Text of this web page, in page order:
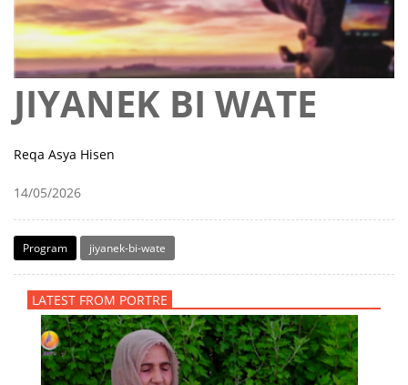
JIYANEK BI WATE
Reqa Asya Hisen
14/05/2026
Program jiyanek-bi-wate
LATEST FROM PORTRE